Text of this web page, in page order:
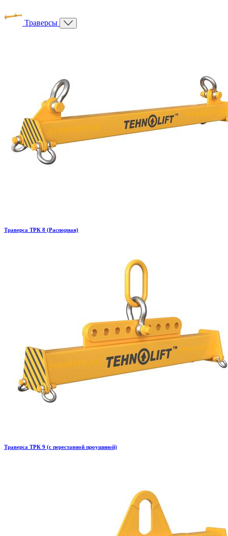
Траверсы
Траверса ТРК 8 (Распорная)
Траверса ТРК 9 (с переставной проушиной)